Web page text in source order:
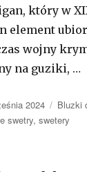
który w
element
wojny
na guziki, …
2024 Bluzki
swetry,swetery